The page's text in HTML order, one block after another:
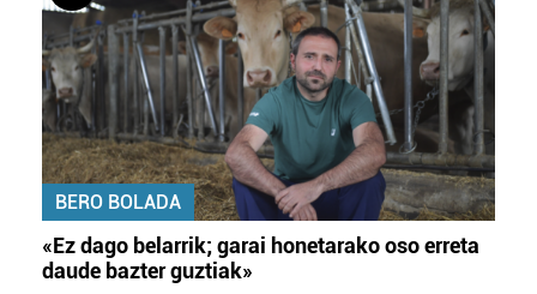
BERO BOLADA
«Ez dago belarrik; garai honetarako oso erreta
daude bazter guztiak»